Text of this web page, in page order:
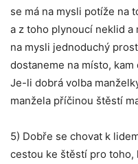
se má na mysli potíže na
a z toho plynoucí neklid a
na mysli jednoduchý
dostaneme na místo,
Je-li dobrá volba
manžela příčinou štěstí
5) Dobře se chovat k
cestou ke štěstí pro toho,